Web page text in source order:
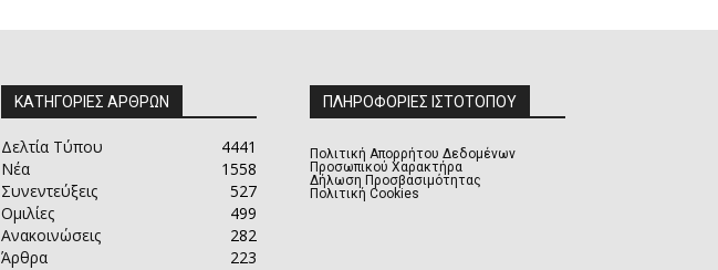
ΚΑΤΗΓΟΡΙΕΣ ΑΡΘΡΩΝ
Δελτία Τύπου
4441
Νέα
1558
Συνεντεύξεις
527
Ομιλίες
499
Ανακοινώσεις
282
Άρθρα
223
ΠΛΗΡΟΦΟΡΙΕΣ ΙΣΤΟΤΟΠΟΥ
Πολιτική Απορρήτου Δεδομένων
Προσωπικού Χαρακτήρα
Δήλωση Προσβασιμότητας
Πολιτική Cookies